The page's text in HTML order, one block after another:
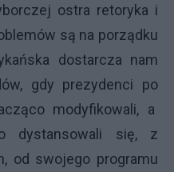
ostra retoryka i
są na porządku
dostarcza nam
gdy prezydenci po
modyfikowali, a
dystansowali się, z
od swojego programu